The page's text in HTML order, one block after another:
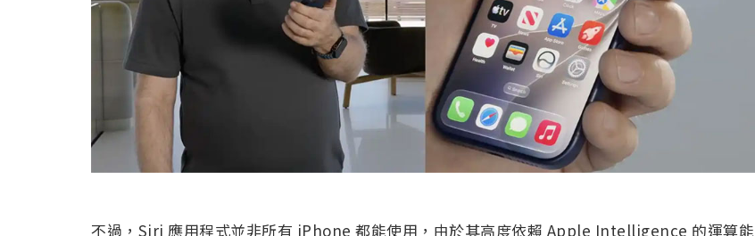
不過，Siri 應用程式並非所有 iPhone 都能使用，由於其高度依賴 Apple Intelligence 的運算能